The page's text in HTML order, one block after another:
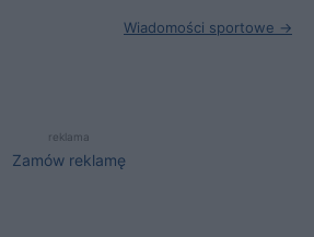
Wiadomości sportowe →
reklama
Zamów reklamę